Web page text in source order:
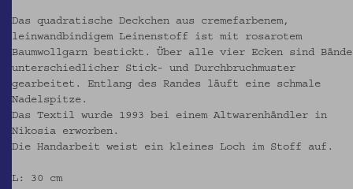
Das quadratische Deckchen aus cremefarbenem,
leinwandbindigem Leinenstoff ist mit rosarotem
Baumwollgarn bestickt. Über alle vier Ecken sind
unterschiedlicher Stick- und Durchbruchmuster
gearbeitet. Entlang des Randes läuft eine schmale
Nadelspitze.
Das Textil wurde 1993 bei einem Altwarenhändler in
Nikosia erworben.
Die Handarbeit weist ein kleines Loch im Stoff auf.
L: 30 cm